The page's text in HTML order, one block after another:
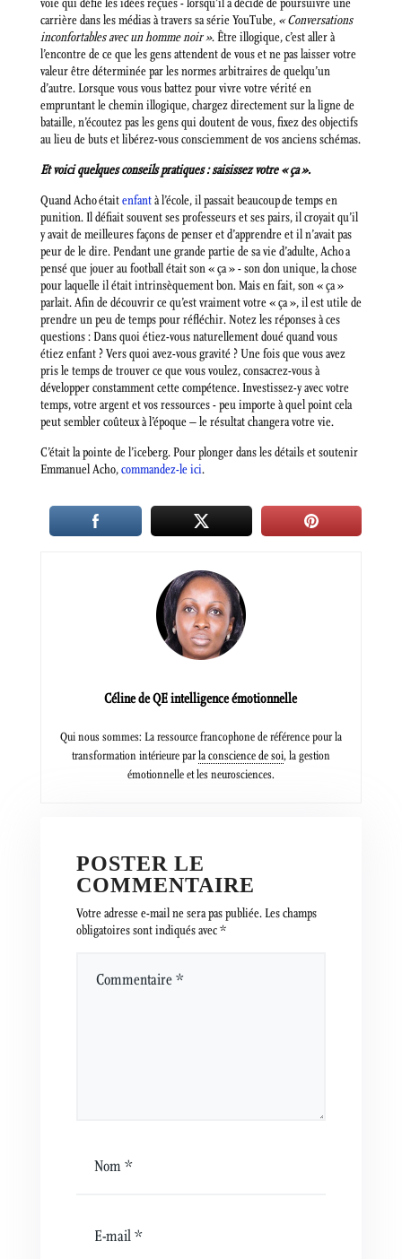
voie qui défie les idées reçues -⁠ lorsqu’il a décidé de poursuivre une
carrière dans les médias à travers sa série YouTube, « Conversations
inconfortables avec un homme noir ». Être illogique, c’est aller à
l’encontre de ce que les gens attendent de vous et ne pas laisser votre
valeur être déterminée par les normes arbitraires de quelqu’un
d’autre. Lorsque vous vous battez pour vivre votre vérité en
empruntant le chemin illogique, chargez directement sur la ligne de
bataille, n’écoutez pas les gens qui doutent de vous, fixez des objectifs
au lieu de buts et libérez-vous consciemment de vos anciens schémas.
Et voici quelques conseils pratiques : saisissez votre « ça ».
Quand Acho étaitenfantà l’école, il passait beaucoup de temps en
punition. Il défiait souvent ses professeurs et ses pairs, il croyait qu’il
y avait de meilleures façons de penser et d’apprendre et il n’avait pas
peur de le dire. Pendant une grande partie de sa vie d’adulte, Acho a
pensé que jouer au football était son « ça » -⁠ son don unique, la chose
pour laquelle il était intrinsèquement bon. Mais en fait, son « ça »
parlait. Afin de découvrir ce qu’est vraiment votre « ça », il est utile de
prendre un peu de temps pour réfléchir. Notez les réponses à ces
questions : Dans quoi étiez-vous naturellement doué quand vous
étiez enfant ? Vers quoi avez-vous gravité ? Une fois que vous avez
pris le temps de trouver ce que vous voulez, consacrez-vous à
développer constamment cette compétence. Investissez-y avec votre
temps, votre argent et vos ressources -⁠ peu importe à quel point cela
peut sembler coûteux à l’époque – le résultat changera votre vie.
C’était la pointe de l’iceberg. Pour plonger dans les détails et soutenir
Emmanuel Acho,commandez-le ici.
Céline de QE intelligence émotionnelle
Qui nous sommes: La ressource francophone de référence pour la
transformation intérieure parla conscience de soi, la gestion
émotionnelle et les neurosciences.
POSTER LE
COMMENTAIRE
Votre adresse e-mail ne sera pas publiée.Les champs
obligatoires sont indiqués avec*